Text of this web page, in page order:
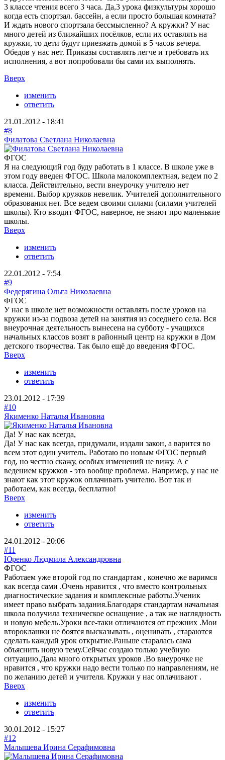
3 классе чтения всего 3 часа. Да,3 урока физкультуры хорошо
когда есть спортзал. бассейн, а если просто большая комната?
И ждать нового спортзала бессмысленно? А кружки? У нас
много детей из ближайших посёлков, если их оставлять на
кружки, то дети будут приезжать домой в 5 часов вечера.
Обедов у нас нет. Приказы составлять легче и требовать их
исполнения, а вот попробовали бы сами их выполнять.
Вверх
изменить
ответить
21.01.2012 - 18:41
#8
Филатова Светлана Николаевна
ФГОС
Я на следующий год буду работать в 1 классе. В школе уже в
этом году введен ФГОС. Школа малокомплектная, ведем по 2
класса. Действительно, вести внеурочку учителю нет
времени. Выбор кружков невелик. Учителей дополнительного
образования нет. Все ведем своими силами (силами учителей
школы). Кто вводит ФГОС, наверное, не знают про маленькие
школы.
Вверх
изменить
ответить
22.01.2012 - 7:54
#9
Федерягина Ольга Николаевна
ФГОС
У нас в школе нет возможности оставлять после уроков на
кружки из-за подвоза детей на занятия из соседнего села. Вся
внеурочная деятельность вынесена на субботу - учащихся
начальных классов возят в районный центр на кружки в Дом
детского творчества. Так было ещё до введения ФГОС.
Вверх
изменить
ответить
23.01.2012 - 17:39
#10
Якименко Наталья Ивановна
Да! У нас как всегда,
Да! У нас как всегда, придумали, издали закон, а варится во
всем этот один учитель. Работаю по новым ФГОС первый
год, но честно скажу, особых изменений не вижу. А с
ведением кружков - это вообще проблема. Например, у нас не
знают как этот кружок оплачивать учителю. Вот так и
работаем, как всегда, бесплатно!
Вверх
изменить
ответить
24.01.2012 - 20:06
#11
Юренко Людмила Александровна
ФГОС
Работаем уже второй год по стандартам , конечно же варимся
как всегда сами .Очень нравится , что вместо контрольных
диагностические задания и комплексные работы.Ученик
имеет право выбрать задания.Благодаря стандартам начальная
школа получила техническое оснащение , а так же наглядность
и новую мебель.Уроки все-таки отличаются от прежних .Мои
второклашки не боятся высказывать , оценивать , стараются
сделать каждый урок открытие.Раньше старалась сама
объяснить новую тему.Сейчас создаю только учебную
ситуацию.Дала много открытых уроков .Во внеурочке не
нравится , что кружки надо вести только по направлениям, не
по желанию детей и учителя. Кружки у нас оплачивают .
Вверх
изменить
ответить
30.01.2012 - 15:27
#12
Малышева Ирина Серафимовна